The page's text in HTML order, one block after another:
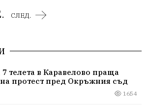
СЛЕД.
телета в Каравелово праща
протест пред Окръжния съд
1654